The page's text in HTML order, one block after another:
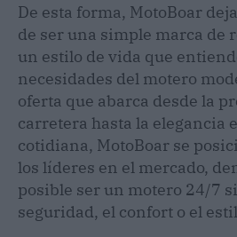
De esta forma, MotoBoar
de ser una simple marca de
un estilo de vida que
necesidades del motero
oferta que abarca desde la
carretera hasta la elegancia
cotidiana, MotoBoar se
los líderes en el mercado,
posible ser un motero 24/7
seguridad, el confort o el